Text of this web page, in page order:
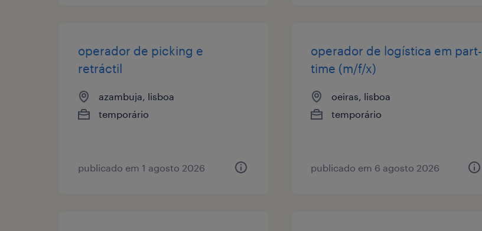
operador de picking e
retráctil
azambuja, lisboa
temporário
publicado em 1 agosto 2026
operador de logística em part-
time (m/f/x)
oeiras, lisboa
temporário
publicado em 6 agosto 2026